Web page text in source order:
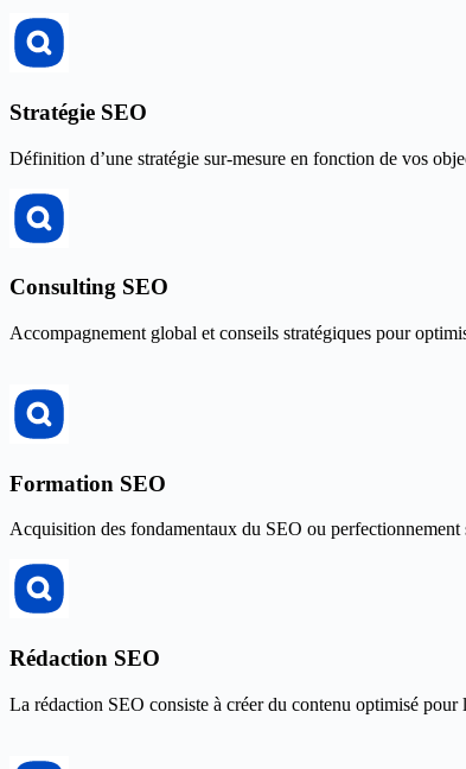
Stratégie SEO
Définition d’une stratégie sur-mesure en fonction de vos
Consulting SEO
Accompagnement global et conseils stratégiques pour
Formation SEO
Acquisition des fondamentaux du SEO ou perfectionnement
Rédaction SEO
La rédaction SEO consiste à créer du contenu optimisé pour